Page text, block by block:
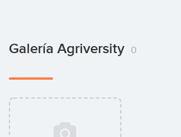
Galería Agriversity 0